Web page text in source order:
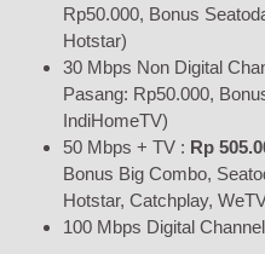
Rp50.000, Bonus
Hotstar)
30 Mbps Non Digital
Pasang: Rp50.000,
IndiHomeTV)
50 Mbps + TV : Rp
Bonus Big Combo,
Hotstar, Catchplay,
100 Mbps Digital